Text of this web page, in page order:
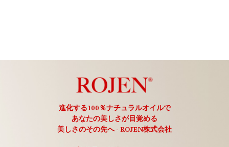
進化する100％ナチュラルオイルで
あなたの美しさが目覚める
美しさのその先へ - ROJEN株式会社